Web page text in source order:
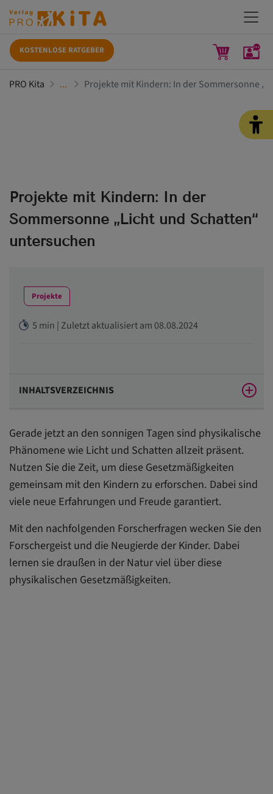
KOSTENLOSE RATGEBER
PRO Kita Projekte mit Kindern: In der Sommersonne
Projekte mit Kindern: In der
Sommersonne „Licht und Schatten“
untersuchen
Projekte
5 min | Zuletzt aktualisiert am 08.08.2024
INHALTSVERZEICHNIS
Haben Sie an alles gedacht? Diese Materialien
Forscherfrage 1: Wo gibt es Schatten?
Forscherfrage 2: Wie verändern sich die Schatten?
Forscherfrage 3: Wie groß ist der Schatten der Kinder?
Forscherfrage 4: Wie können wir Schattenkunstwerke
erschaffen?
Gerade jetzt an den sonnigen Tagen sind physikalische
Phänomene wie Licht und Schatten allzeit präsent.
Nutzen Sie die Zeit, um diese Gesetzmäßigkeiten
gemeinsam mit den Kindern zu erforschen. Dabei sind
viele neue Erfahrungen und Freude garantiert.
Mit den nachfolgenden Forscherfragen wecken Sie den
Forschergeist und die Neugierde der Kinder. Dabei
lernen sie draußen in der Natur viel über diese
physikalischen Gesetzmäßigkeiten.